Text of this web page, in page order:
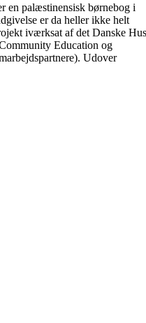
en palæstinensisk børnebog i
er da heller ikke helt
iværksat af det Danske Hus
Education og
Udover